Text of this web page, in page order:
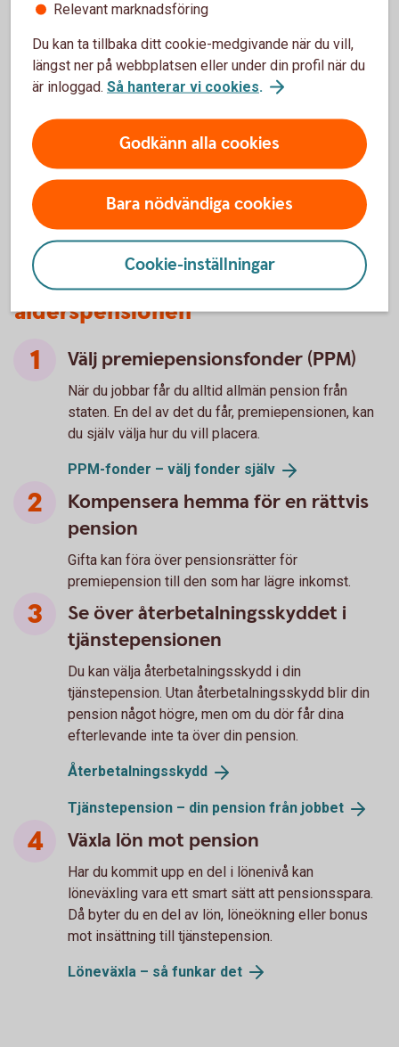
föräldrapenning, arbetslöshetsersättning och sjuk-
eller aktivitetsersättning. Läs mer på
Pensionsmyndighetens webbplats.
Pensionsunderlaget och pensionsgrundande
inkomst(pensionsmyndigheten.se)
4 snabba tips – så kan du påverka
ålderspensionen
Välj premiepensionsfonder (PPM)
När du jobbar får du alltid allmän pension från
staten. En del av det du får, premiepensionen, kan
du själv välja hur du vill placera.
PPM-fonder – välj fonder själv
Kompensera hemma för en rättvis
pension
Gifta kan föra över pensionsrätter för
premiepension till den som har lägre inkomst.
Se över återbetalningsskyddet i
tjänstepensionen
Du kan välja återbetalningsskydd i din
tjänstepension. Utan återbetalningsskydd blir din
pension något högre, men om du dör får dina
efterlevande inte ta över din pension.
Återbetalningsskydd
Tjänstepension – din pension från jobbet
Växla lön mot pension
Har du kommit upp en del i lönenivå kan
löneväxling vara ett smart sätt att pensionsspara.
Då byter du en del av lön, löneökning eller bonus
mot insättning till tjänstepension.
Löneväxla – så funkar det
Relevant marknadsföring
Du kan ta tillbaka ditt cookie-medgivande när du vill,
längst ner på webbplatsen eller under din profil när du
är inloggad. Så hanterar vi cookies.
Godkänn alla cookies
Bara nödvändiga cookies
Cookie-inställningar